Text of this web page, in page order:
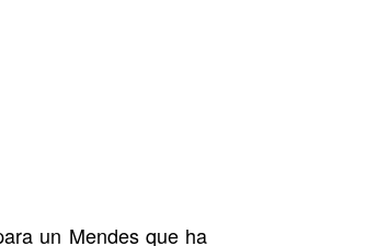
un Mendes que ha